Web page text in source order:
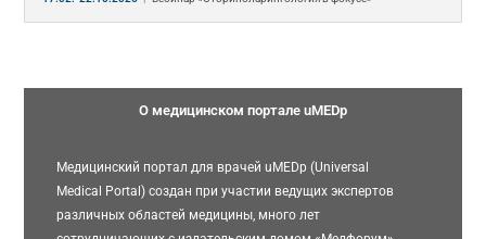
О медицинском портале uMEDp
Медицинский портал для врачей uMEDp (Universal
Medical Portal) создан при участии ведущих экспертов
различных областей медицины, много лет